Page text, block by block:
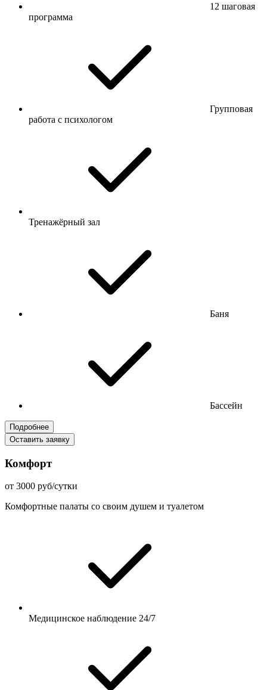
12 шаговая
программа
Групповая
работа с психологом
Тренажёрный зал
Баня
Бассейн
Подробнее
Оставить заявку
Комфорт
от 3000 руб/сутки
Комфортные палаты со своим душем и туалетом
Медицинское наблюдение 24/7